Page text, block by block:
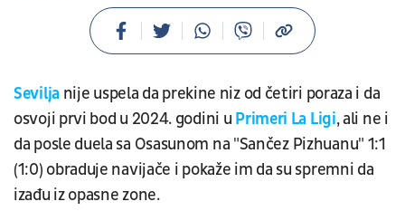
Seviljanije uspela da prekine niz od četiri poraza i da
osvoji prvi bod u 2024. godini u Primeri La Ligi, ali ne i
da posle duela sa Osasunom na "Sančez Pizhuanu" 1:1
(1:0) obraduje navijače i pokaže im da su spremni da
izađu iz opasne zone.